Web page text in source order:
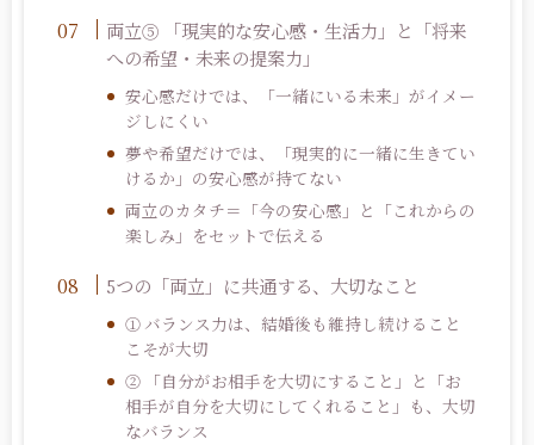
両立⑤
「現実的な安心感・生活力」と「将来
への希望・未来の提案力」
安心感だけでは、「一緒にいる未来」がイメー
ジしにくい
夢や希望だけでは、「現実的に一緒に生きてい
けるか」の安心感が持てない
両立のカタチ＝「今の安心感」と「これからの
楽しみ」をセットで伝える
5つの「両立」に共通する、大切なこと
① バランス力は、結婚後も維持し続けること
こそが大切
②
「自分がお相手を大切にすること」と「お
相手が自分を大切にしてくれること」も、大切
なバランス